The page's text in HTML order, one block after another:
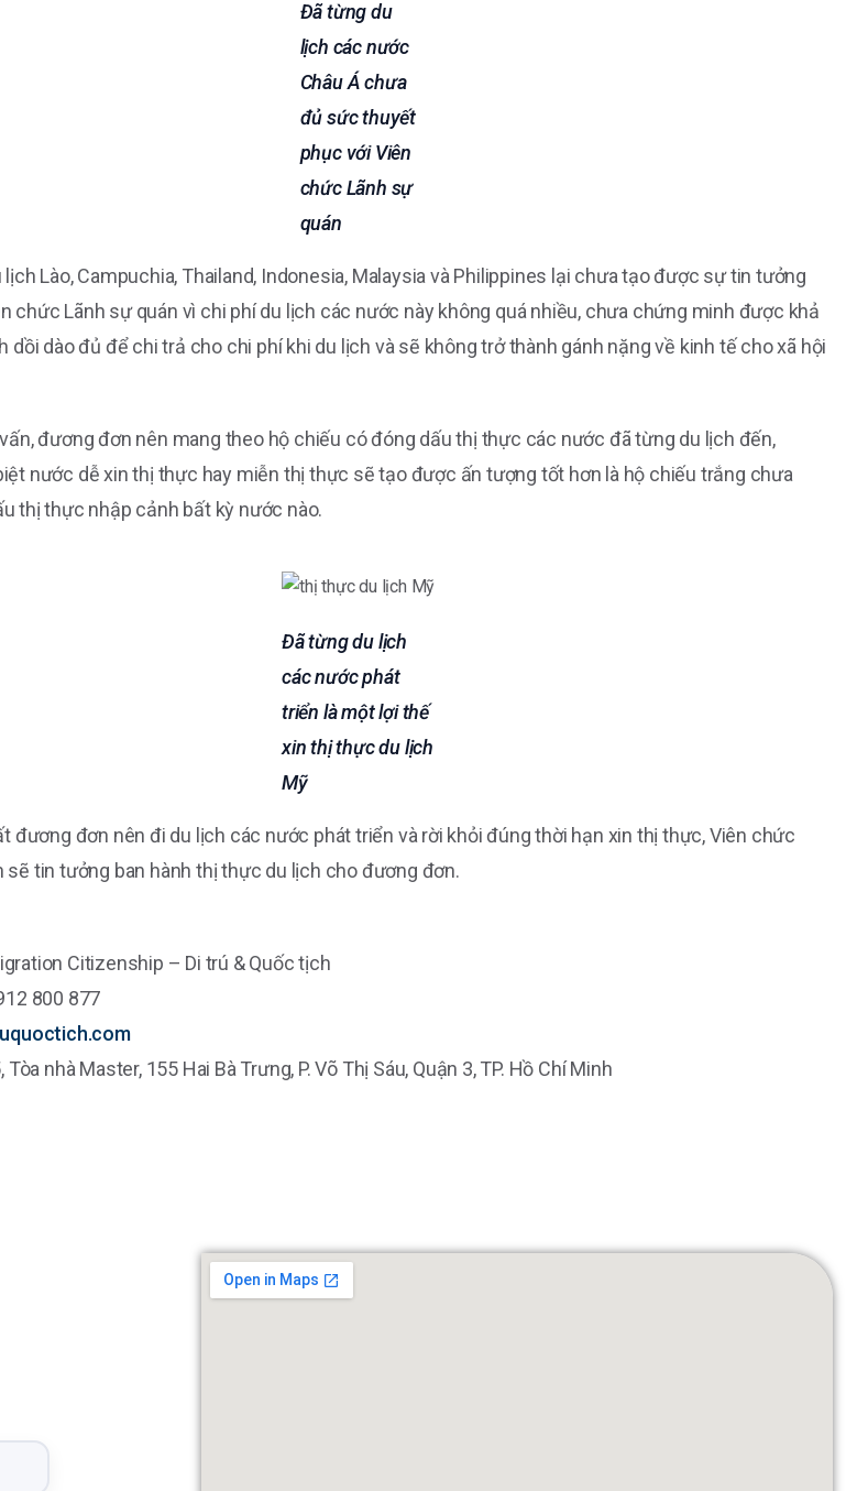
Đã từng du
lịch các nước
Châu Á chưa
đủ sức thuyết
phục với Viên
chức Lãnh sự
quán
lịch Lào, Campuchia, Thailand, Indonesia, Malaysia và Philippines lại chưa tạo được sự tin tưởng
chức Lãnh sự quán vì chi phí du lịch các nước này không quá nhiều, chưa chứng minh được khả
dồi dào đủ để chi trả cho chi phí khi du lịch và sẽ không trở thành gánh nặng về kinh tế cho xã hội
đương đơn nên mang theo hộ chiếu có đóng dấu thị thực các nước đã từng du lịch đến,
nước dễ xin thị thực hay miễn thị thực sẽ tạo được ấn tượng tốt hơn là hộ chiếu trắng chưa
thị thực nhập cảnh bất kỳ nước nào.
Đã từng du lịch
các nước phát
triển là một lợi thế
xin thị thực du lịch
Mỹ
đương đơn nên đi du lịch các nước phát triển và rời khỏi đúng thời hạn xin thị thực, Viên chức
sẽ tin tưởng ban hành thị thực du lịch cho đương đơn.
Citizenship – Di trú & Quốc tịch
800 877
nhà Master, 155 Hai Bà Trưng, P. Võ Thị Sáu, Quận 3, TP. Hồ Chí Minh